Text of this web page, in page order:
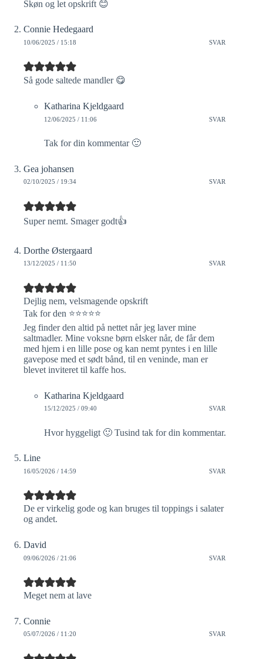
Skøn og let opskrift 😊
Connie Hedegaard
10/06/2025 / 15:18 SVAR
Så gode saltede mandler 😋
Katharina Kjeldgaard
12/06/2025 / 11:06 SVAR
Tak for din kommentar 🙂
Gea johansen
02/10/2025 / 19:34 SVAR
Super nemt. Smager godt👍
Dorthe Østergaard
13/12/2025 / 11:50 SVAR
Dejlig nem, velsmagende opskrift
Tak for den ⭐️⭐️⭐️⭐️⭐️
Jeg finder den altid på nettet når jeg laver mine
saltmadler. Mine voksne børn elsker når, de får dem
med hjem i en lille pose og kan nemt pyntes i en lille
gavepose med et sødt bånd, til en veninde, man er
blevet inviteret til kaffe hos.
Katharina Kjeldgaard
15/12/2025 / 09:40 SVAR
Hvor hyggeligt 🙂 Tusind tak for din kommentar.
Line
16/05/2026 / 14:59 SVAR
De er virkelig gode og kan bruges til toppings i salater
og andet.
David
09/06/2026 / 21:06 SVAR
Meget nem at lave
Connie
05/07/2026 / 11:20 SVAR